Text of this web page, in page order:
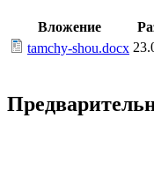
Вложение
tamchy-shou.docx